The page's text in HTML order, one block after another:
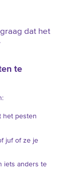
dat het
te
het pesten
juf of ze je
iets anders te